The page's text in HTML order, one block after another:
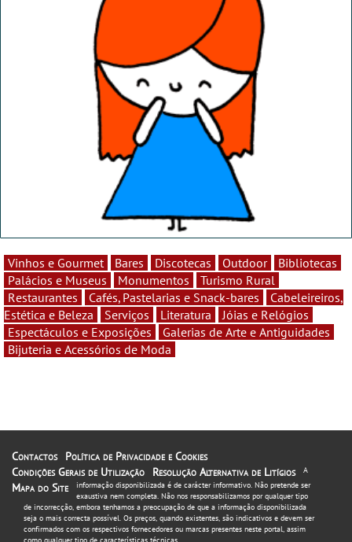
Vinhos e Gourmet Bares Discotecas Outdoor
Bibliotecas
Palácios e Museus
Monumentos
Turismo Rural
Restaurantes
Cafés, Pastelarias e Snack-bares
Cabeleireiros,
Estética e Beleza
Serviços Literatura
Jóias e Relógios
Espectáculos e Exposições
Galerias de Arte e Antiguidades
Bijuteria e Acessórios de Moda
Contactos
Política de Privacidade e Cookies
Condições Gerais de Utilização
Resolução Alternativa de Litígios
Mapa do Site
A
informação disponibilizada é de carácter informativo. Não pretende ser
exaustiva nem completa. Não nos responsabilizamos por qualquer tipo
de incorrecção, embora tenhamos a preocupação de que a informação disponibilizada
seja o mais correcta possível. Os preços, quando existentes, são indicativos e devem ser
confirmados com os respectivos fornecedores ou marcas presentes neste portal, assim